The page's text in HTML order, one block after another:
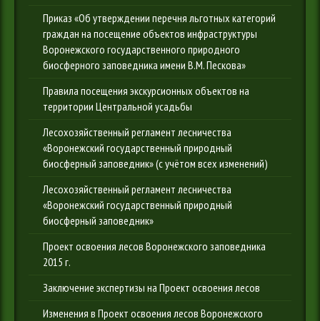
Приказ «Об утверждении перечня льготных категорий
граждан на посещение объектов инфраструктуры
Воронежского государственного природного
биосферного заповедника имени В.М. Пескова»
Правила посещения экскурсионных объектов на
территории Центральной усадьбы
Лесохозяйственный регламент лесничества
«Воронежский государственный природный
биосферный заповедник» (с учётом всех изменений)
Лесохозяйственный регламент лесничества
«Воронежский государственный природный
биосферный заповедник»
Проект освоения лесов Воронежского заповедника
2015 г.
Заключение экспертизы на Проект освоения лесов
Изменения в Проект освоения лесов Воронежского